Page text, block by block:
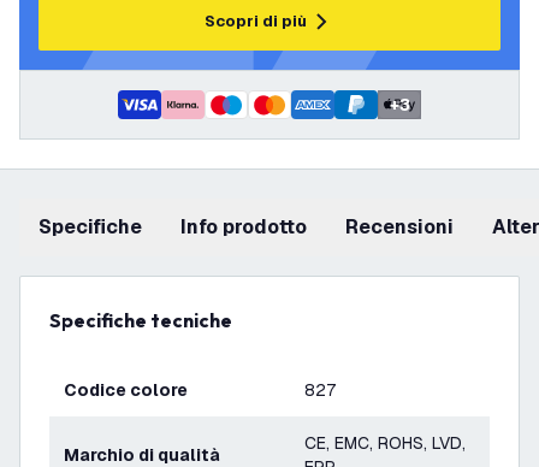
Scopri di più
+3
Specifiche info prodotto recensioni
Specifiche tecniche
Codice colore 827
Marchio di qualità
CE, EMC, ROHS, LVD,